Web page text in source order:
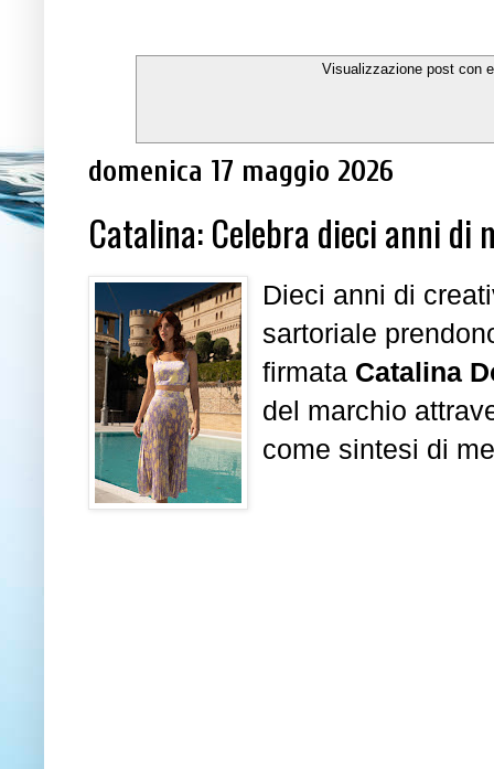
Visualizzazione post con
domenica 17 maggio 2026
Catalina: Celebra dieci anni di
Dieci anni di
sartoriale
firmata Catalina
del marchio
come sintesi di